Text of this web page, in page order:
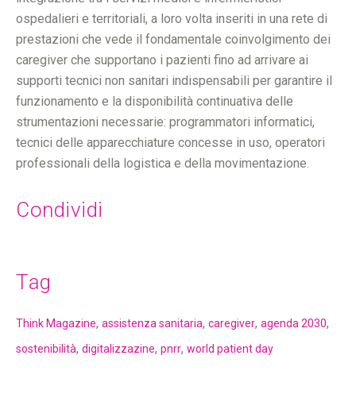
ospedalieri e territoriali, a loro volta inseriti in una rete di
prestazioni che vede il fondamentale coinvolgimento dei
caregiver che supportano i pazienti fino ad arrivare ai
supporti tecnici non sanitari indispensabili per garantire il
funzionamento e la disponibilità continuativa delle
strumentazioni necessarie: programmatori informatici,
tecnici delle apparecchiature concesse in uso, operatori
professionali della logistica e della movimentazione.
Condividi
Tag
Think Magazine, assistenza sanitaria, caregiver, agenda 2030,
sostenibilità, digitalizzazine, pnrr, world patient day